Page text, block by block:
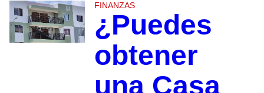
FINANZAS
¿Puedes
obtener
una Casa